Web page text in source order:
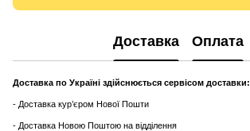
Доставка Оплата
Доставка по Україні здійснюється сервісом доставки:
- Доставка кур’єром Нової Пошти
- Доставка Новою Поштою на відділення